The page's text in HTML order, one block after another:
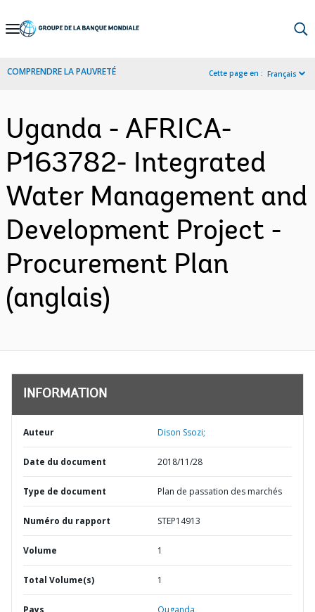
Skip
Navigation
COMPRENDRE LA PAUVRETÉ Cette page en : Français
Uganda - AFRICA-
P163782- Integrated
Water Management and
Development Project -
Procurement Plan
(anglais)
INFORMATION
Auteur Dison Ssozi;
Date du document 2018/11/28
Type de document Plan de passation des marchés
Numéro du rapport STEP14913
Volume 1
Total Volume(s) 1
Pays Ouganda,